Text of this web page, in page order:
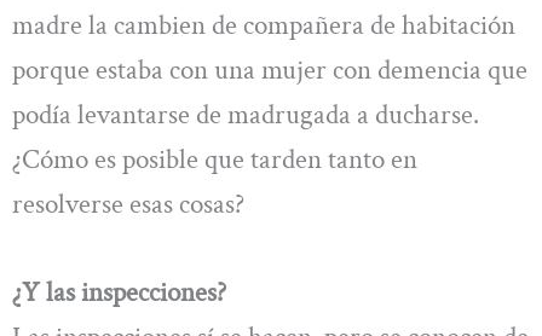
madre la cambien de compañera de habitación
porque estaba con una mujer con demencia que
podía levantarse de madrugada a ducharse.
¿Cómo es posible que tarden tanto en
resolverse esas cosas?
¿Y las inspecciones?